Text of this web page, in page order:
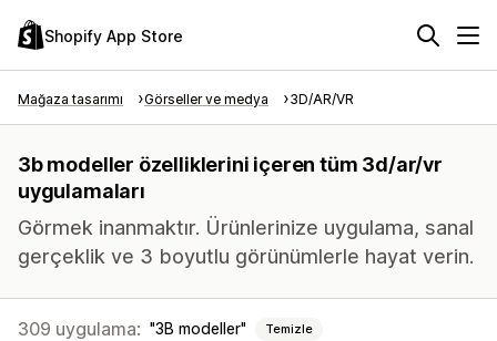
Shopify App Store
Mağaza tasarımı Görseller ve medya 3D/AR/VR
3b modeller özelliklerini içeren tüm 3d/ar/vr
uygulamaları
Görmek inanmaktır. Ürünlerinize uygulama, sanal
gerçeklik ve 3 boyutlu görünümlerle hayat verin.
309 uygulama: 3B modeller Temizle